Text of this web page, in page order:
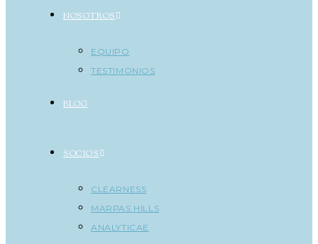
NOSOTROS
EQUIPO
TESTIMONIOS
BLOG
SOCIOS
CLEARNESS
MARPAS HILLS
ANALYTICAE